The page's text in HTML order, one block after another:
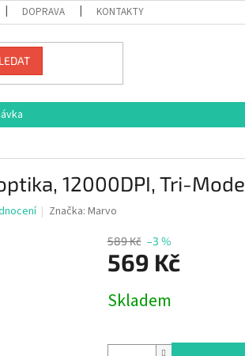
DOPRAVA KONTAKTY
12000DPI, Tri-Mode
Značka:Marvo
589 Kč –3 %
569 Kč
cena:
Skladem